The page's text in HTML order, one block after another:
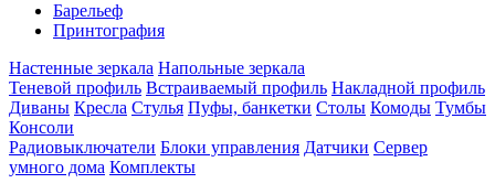
Барельеф
Принтография
Настенные зеркала Напольные зеркала
Теневой профиль Встраиваемый профиль Накладной профиль
Диваны Кресла Стулья Пуфы, банкетки Столы Комоды Тумбы
Консоли
Радиовыключатели Блоки управления Датчики Сервер
умного дома Комплекты